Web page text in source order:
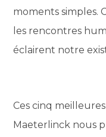
moments
les rencontres
éclairent notre
Ces cinq
Maeterlinck nous